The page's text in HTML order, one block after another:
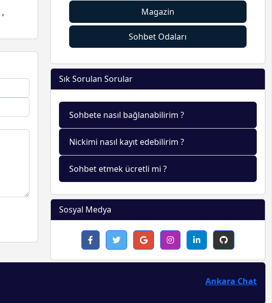
,
Magazin
Sohbet Odaları
Sık Sorulan Sorular
Sohbete nasıl bağlanabilirim ?
Nickimi nasıl kayıt edebilirim ?
Sohbet etmek ücretli mi ?
Sosyal Medya
Ankara Chat